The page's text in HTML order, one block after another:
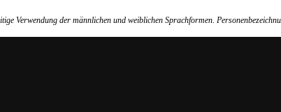
Verwendung der männlichen und weiblichen Sprachformen.